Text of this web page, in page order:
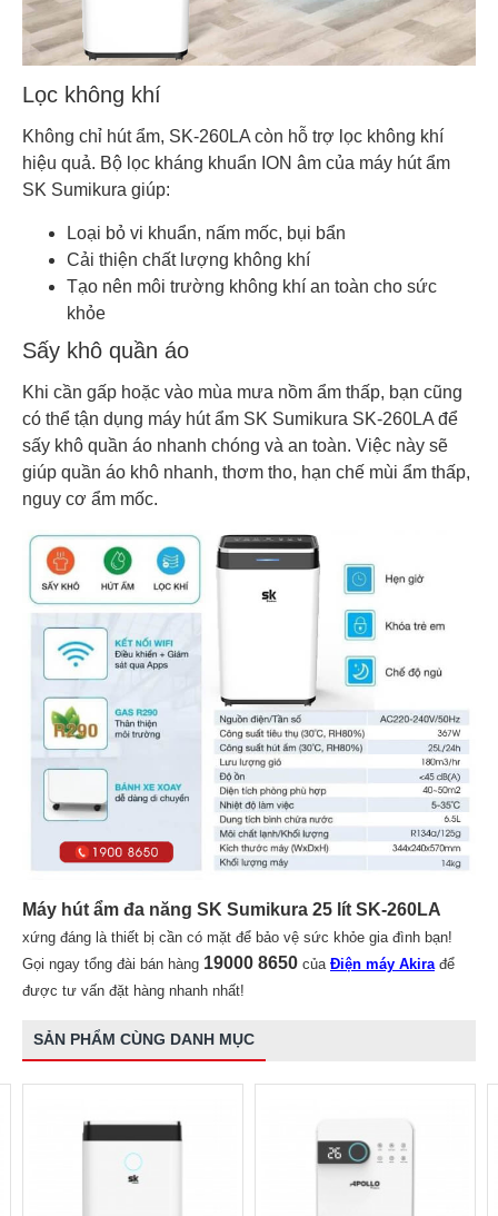
Lọc không khí
Không chỉ hút ẩm, SK-260LA còn hỗ trợ lọc không khí
hiệu quả. Bộ lọc kháng khuẩn ION âm của máy hút ẩm
SK Sumikura giúp:
Loại bỏ vi khuẩn, nấm mốc, bụi bẩn
Cải thiện chất lượng không khí
Tạo nên môi trường không khí an toàn cho sức
khỏe
Sấy khô quần áo
Khi cần gấp hoặc vào mùa mưa nồm ẩm thấp, bạn cũng
có thể tận dụng máy hút ẩm SK Sumikura SK-260LA để
sấy khô quần áo nhanh chóng và an toàn. Việc này sẽ
giúp quần áo khô nhanh, thơm tho, hạn chế mùi ẩm thấp,
nguy cơ ẩm mốc.
Máy hút ẩm đa năng SK Sumikura 25 lít SK-260LA
xứng đáng là thiết bị cần có mặt để bảo vệ sức khỏe gia đình bạn!
Gọi ngay tổng đài bán hàng 19000 8650 của Điện máy Akirađể
được tư vấn đặt hàng nhanh nhất!
SẢN PHẨM CÙNG DANH MỤC